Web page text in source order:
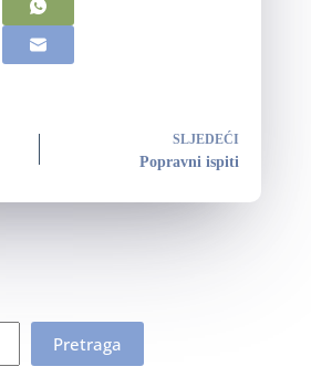
SLJEDEĆI
Popravni ispiti
Pretraga